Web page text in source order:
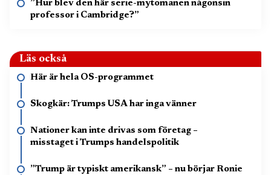
”Hur blev den här serie-mytomanen någonsin
professor i Cambridge?”
Läs också
Här är hela OS-programmet
Skogkär: Trumps USA har inga vänner
Nationer kan inte drivas som företag –
misstaget i Trumps handelspolitik
”Trump är typiskt amerikansk” – nu börjar Ronie